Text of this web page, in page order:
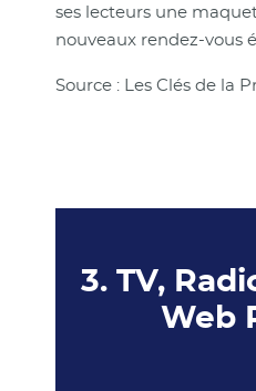
ses lecteurs une
nouveaux rendez-vous
Source : Les Clés de la
3. TV,
Web